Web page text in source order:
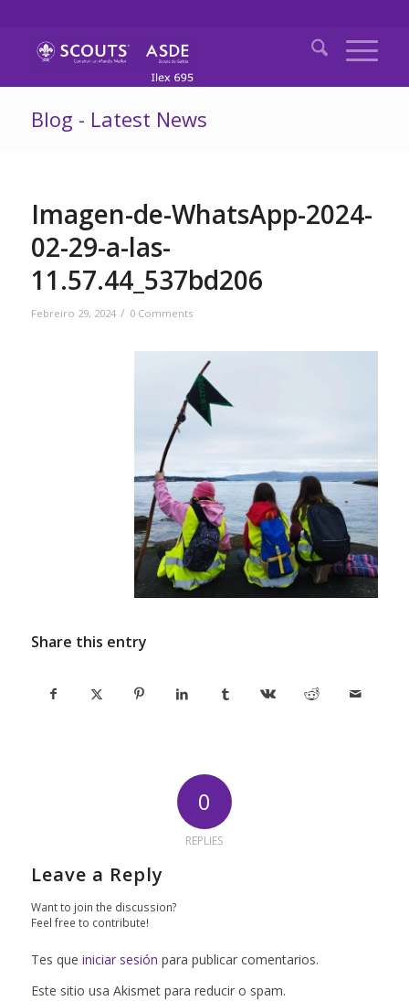
Blog - Latest News
Imagen-de-WhatsApp-2024-
02-29-a-las-
11.57.44_537bd206
Febreiro 29, 2024 / 0 Comments
Share this entry
0
REPLIES
Leave a Reply
Want to join the discussion?
Feel free to contribute!
Tes que iniciar sesión para publicar comentarios.
Este sitio usa Akismet para reducir o spam.